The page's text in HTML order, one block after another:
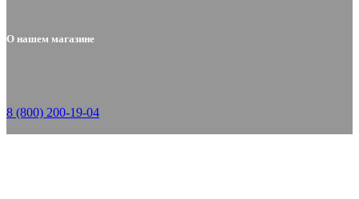
О нашем магазине
8 (800) 200-19-04